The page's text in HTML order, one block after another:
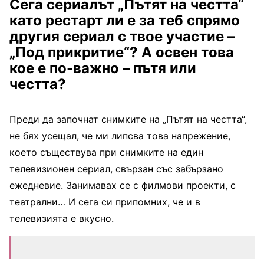
Сега сериалът „Пътят на честта“
като рестарт ли е за теб спрямо
другия сериал с твое участие –
„Под прикритие“? А освен това
кое е по-важно – пътя или
честта?
Преди да започнат снимките на „Пътят на честта“,
не бях усещал, че ми липсва това напрежение,
което съществува при снимките на един
телевизионен сериал, свързан със забързано
ежедневие. Занимавах се с филмови проекти, с
театрални… И сега си припомних, че и в
телевизията е вкусно.